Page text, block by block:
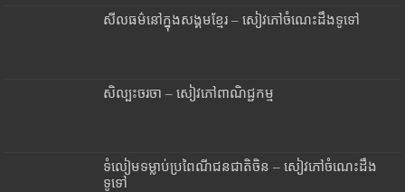
សីលធម៌នៅក្នុងសង្គមខ្មែរ – សៀវភៅចំណេះដឹងទូទៅ
សិល្បះចរចា – សៀវភៅពាណិជ្ជកម្ម
ទំលៀមទម្លាប់ប្រពៃណីជនជាតិចិន – សៀវភៅចំណេះដឹង
ទូទៅ